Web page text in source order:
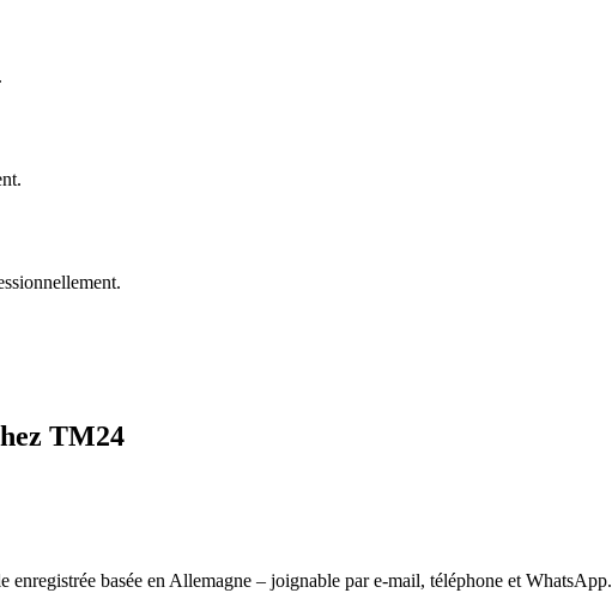
TM24
enregistrée basée en Allemagne – joignable par e-mail, téléphone et WhatsApp.